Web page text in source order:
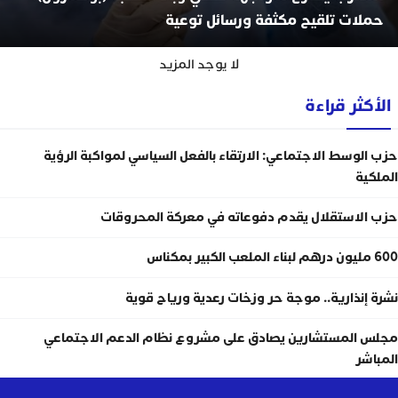
حملات تلقيح مكثفة ورسائل توعية
لا يوجد المزيد
الأكثر قراءة
حزب الوسط الاجتماعي: الارتقاء بالفعل السياسي لمواكبة الرؤية
الملكية
حزب الاستقلال يقدم دفوعاته في معركة المحروقات
600 مليون درهم لبناء الملعب الكبير بمكناس
نشرة إنذارية.. موجة حر وزخات رعدية ورياح قوية
مجلس المستشارين يصادق على مشروع نظام الدعم الاجتماعي
المباشر